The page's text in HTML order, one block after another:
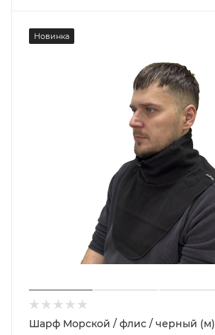
Новинка
Шарф Морской / флис / черный (м)